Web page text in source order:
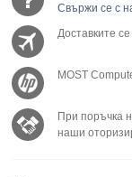
Свържи се с
Доставките
MOST
При поръчка
наши